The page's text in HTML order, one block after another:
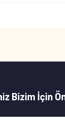
Bizim İçin